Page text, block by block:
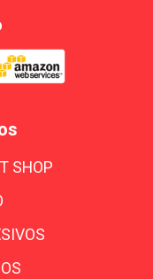
SHOP